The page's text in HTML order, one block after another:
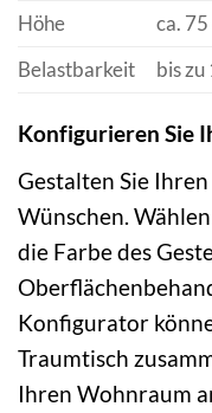
Höhe
ca. 75
Belastbarkeit
bis zu
Konfigurieren Sie
Gestalten Sie
Wünschen.
die Farbe des
Konfigurator
Traumtisch
Ihren Wohnraum